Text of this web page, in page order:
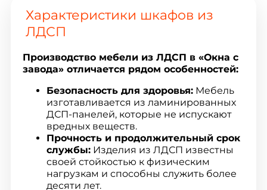
Характеристики шкафов из
ЛДСП
Производство мебели из ЛДСП в «Окна с
завода» отличается рядом особенностей:
Безопасность для здоровья:Мебель
изготавливается из ламинированных
ДСП-панелей, которые не испускают
вредных веществ.
Прочность и продолжительный срок
службы:Изделия из ЛДСП известны
своей стойкостью к физическим
нагрузкам и способны служить более
десяти лет.